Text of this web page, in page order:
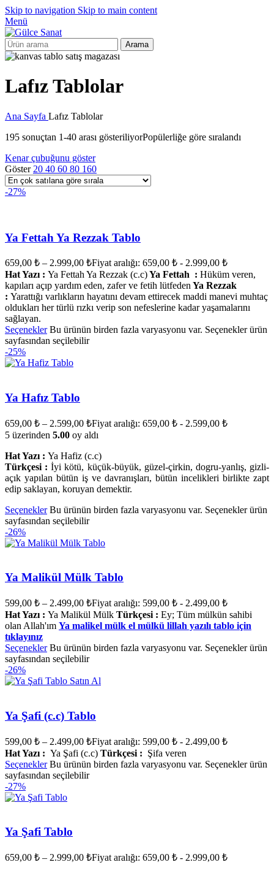
Skip to navigation Skip to main content
Menü
Arama
Lafız Tablolar
Ana Sayfa Lafız Tablolar
195 sonuçtan 1-40 arası gösteriliyorPopülerliğe göre sıralandı
Kenar çubuğunu göster
Göster 20 40 60 80 160
-27%
Ya Fettah Ya Rezzak Tablo
659,00 ₺ – 2.999,00 ₺Fiyat aralığı: 659,00 ₺ - 2.999,00 ₺
Hat Yazı : Ya Fettah Ya Rezzak (c.c)Ya Fettah : Hüküm veren,
kapıları açıp yardım eden, zafer ve fetih lütfeden Ya Rezzak
: Yarattığı varlıkların hayatını devam ettirecek maddi manevi muhtaç
oldukları her türlü rızkı verip son nefeslerine kadar yaşamalarını
sağlayan.
Seçenekler Bu ürünün birden fazla varyasyonu var. Seçenekler ürün
sayfasından seçilebilir
-25%
Ya Hafız Tablo
659,00 ₺ – 2.599,00 ₺Fiyat aralığı: 659,00 ₺ - 2.599,00 ₺
5 üzerinden 5.00 oy aldı
Hat Yazı : Ya Hafiz (c.c)
Türkçesi :İyi kötü, küçük-büyük, güzel-çirkin, dogru-yanlış, gizli-
açık yapılan bütün iş ve davranışları, bütün incelikleri birlikte zapt
edip saklayan, koruyan demektir.
Seçenekler Bu ürünün birden fazla varyasyonu var. Seçenekler ürün
sayfasından seçilebilir
-26%
Ya Malikül Mülk Tablo
599,00 ₺ – 2.499,00 ₺Fiyat aralığı: 599,00 ₺ - 2.499,00 ₺
Hat Yazı : Ya Malikül Mülk Türkçesi : Ey; Tüm mülkün sahibi
olan Allah'ım Ya malikel mülk el mülkü lillah yazılı tablo için
tıklayınız
Seçenekler Bu ürünün birden fazla varyasyonu var. Seçenekler ürün
sayfasından seçilebilir
-26%
Ya Şafi (c.c) Tablo
599,00 ₺ – 2.499,00 ₺Fiyat aralığı: 599,00 ₺ - 2.499,00 ₺
Hat Yazı : Ya Şafi (c.c) Türkçesi : Şifa veren
Seçenekler Bu ürünün birden fazla varyasyonu var. Seçenekler ürün
sayfasından seçilebilir
-27%
Ya Şafi Tablo
659,00 ₺ – 2.999,00 ₺Fiyat aralığı: 659,00 ₺ - 2.999,00 ₺